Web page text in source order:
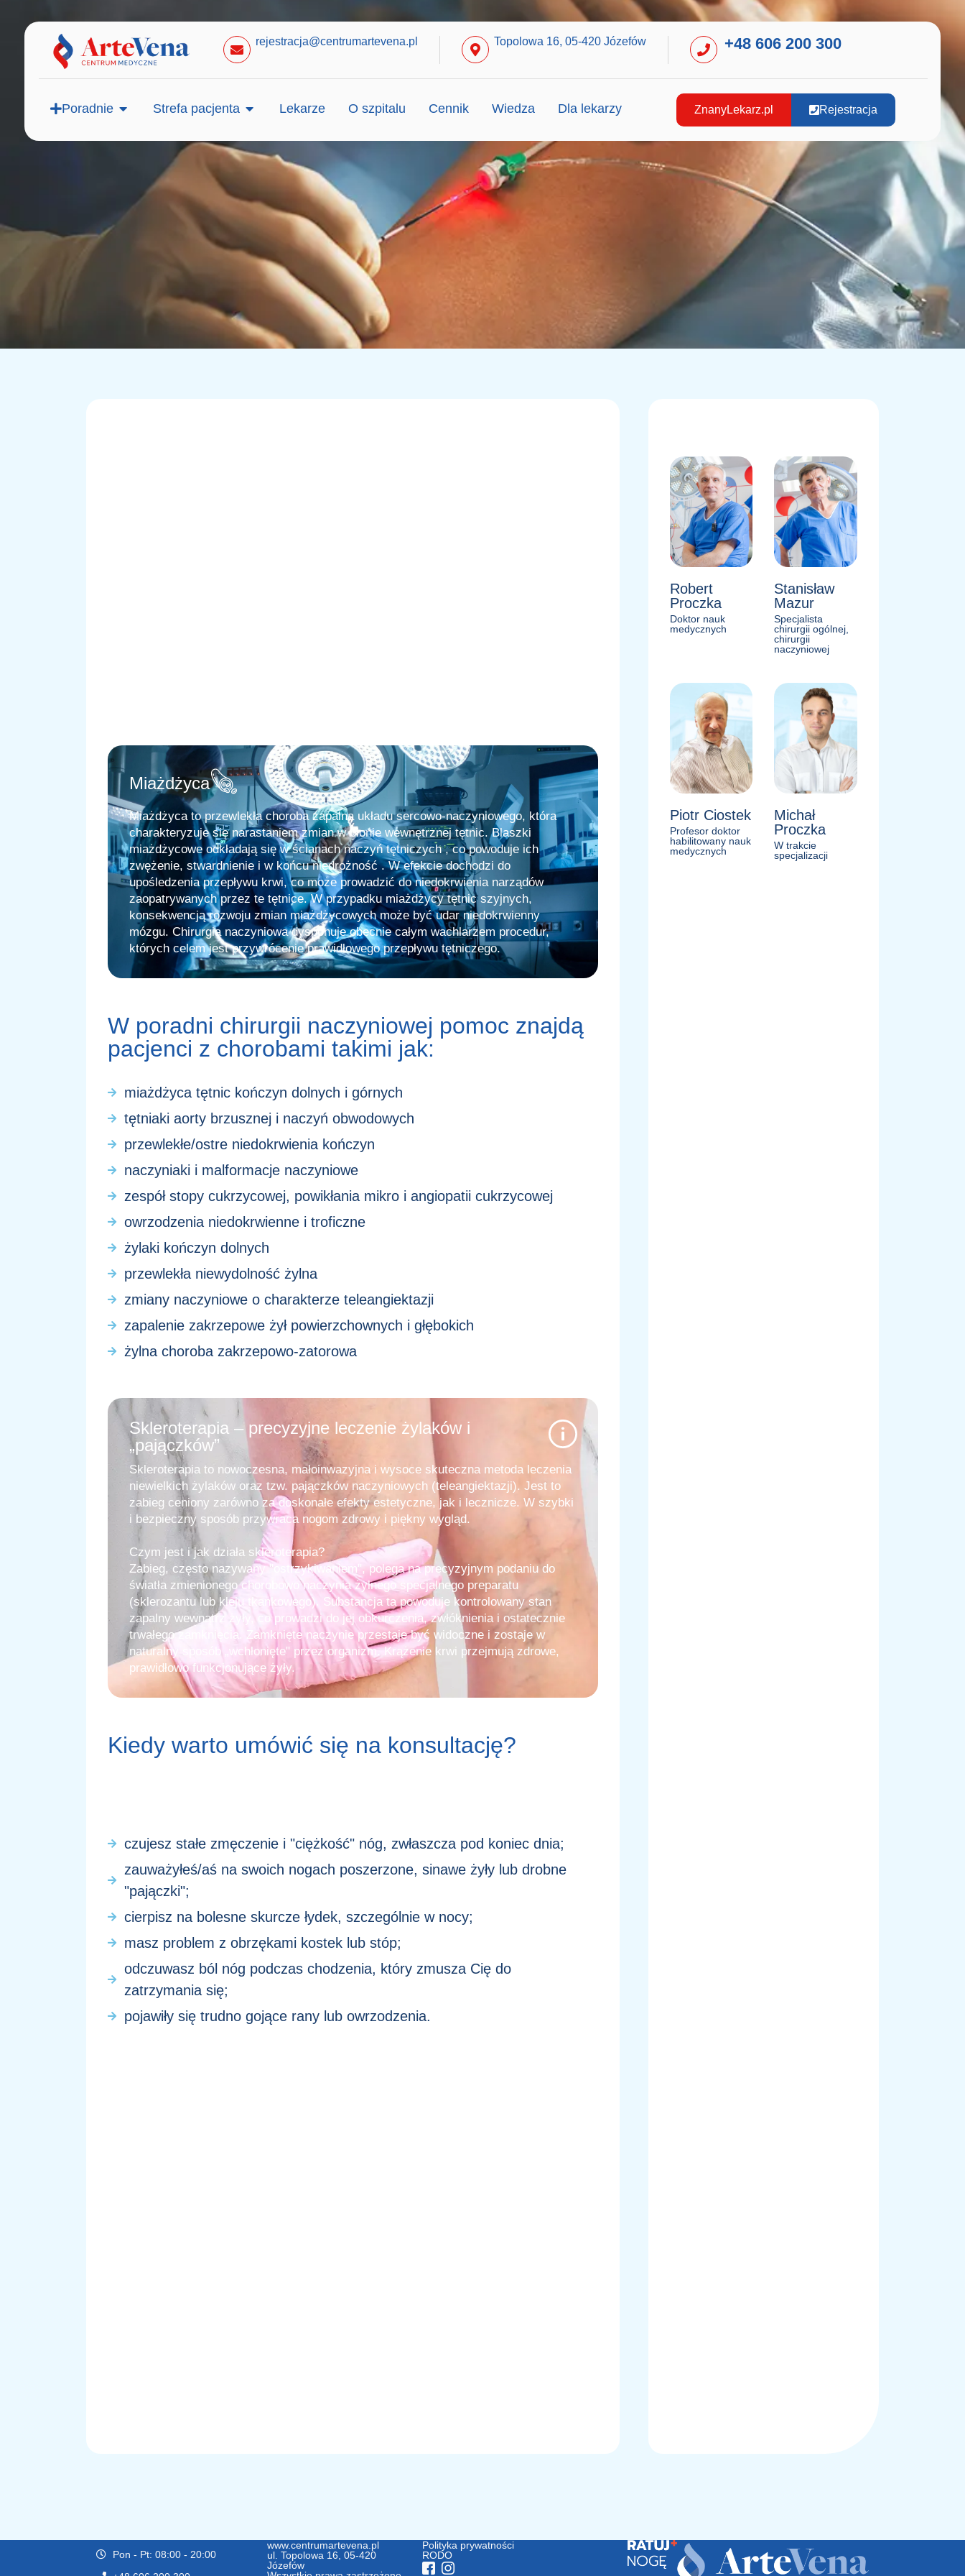
rejestracja@centrumartevena.pl Topolowa 16, 05-420 Józefów +48 606 200 300
Poradnie Strefa pacjenta Lekarze O szpitalu Cennik Wiedza Dla lekarzy ZnanyLekarz.pl Rejestracja
Miażdżyca
Miażdżyca to przewlekła choroba zapalna układu sercowo-naczyniowego, która
charakteryzuje się narastaniem zmian w błonie wewnętrznej tętnic. Blaszki
miażdżycowe odkładają się w ścianach naczyń tętniczych , co powoduje ich
zwężenie, stwardnienie i w końcu niedrożność . W efekcie dochodzi do
upośledzenia przepływu krwi, co może prowadzić do niedokrwienia narządów
zaopatrywanych przez te tętnice. W przypadku miażdżycy tętnic szyjnych,
konsekwencją rozwoju zmian miażdżycowych może być udar niedokrwienny
mózgu. Chirurgia naczyniowa dysponuje obecnie całym wachlarzem procedur,
których celem jest przywrócenie prawidłowego przepływu tętniczego.
W poradni chirurgii naczyniowej pomoc znajdą
pacjenci z chorobami takimi jak:
miażdżyca tętnic kończyn dolnych i górnych
tętniaki aorty brzusznej i naczyń obwodowych
przewlekłe/ostre niedokrwienia kończyn
naczyniaki i malformacje naczyniowe
zespół stopy cukrzycowej, powikłania mikro i angiopatii cukrzycowej
owrzodzenia niedokrwienne i troficzne
żylaki kończyn dolnych
przewlekła niewydolność żylna
zmiany naczyniowe o charakterze teleangiektazji
zapalenie zakrzepowe żył powierzchownych i głębokich
żylna choroba zakrzepowo-zatorowa
Skleroterapia – precyzyjne leczenie żylaków i
„pajączków”
Skleroterapia to nowoczesna, małoinwazyjna i wysoce skuteczna metoda leczenia
niewielkich żylaków oraz tzw. pajączków naczyniowych (teleangiektazji). Jest to
zabieg ceniony zarówno za doskonałe efekty estetyczne, jak i lecznicze. W szybki
i bezpieczny sposób przywraca nogom zdrowy i piękny wygląd.
Czym jest i jak działa skleroterapia?
Zabieg, często nazywany "ostrzykiwaniem", polega na precyzyjnym podaniu do
światła zmienionego chorobowo naczynia żylnego specjalnego preparatu
(sklerozantu lub kleju tkankowego). Substancja ta powoduje kontrolowany stan
zapalny wewnątrz żyły, co prowadzi do jej obkurczenia, zwłóknienia i ostatecznie
trwałego zamknięcia. Zamknięte naczynie przestaje być widoczne i zostaje w
naturalny sposób „wchłonięte" przez organizm. Krążenie krwi przejmują zdrowe,
prawidłowo funkcjonujące żyły.
Kiedy warto umówić się na konsultację?
czujesz stałe zmęczenie i "ciężkość" nóg, zwłaszcza pod koniec dnia;
zauważyłeś/aś na swoich nogach poszerzone, sinawe żyły lub drobne
"pajączki";
cierpisz na bolesne skurcze łydek, szczególnie w nocy;
masz problem z obrzękami kostek lub stóp;
odczuwasz ból nóg podczas chodzenia, który zmusza Cię do
zatrzymania się;
pojawiły się trudno gojące rany lub owrzodzenia.
Robert
Proczka
Doktor nauk
medycznych
Stanisław
Mazur
Specjalista
chirurgii ogólnej,
chirurgii
naczyniowej
Piotr Ciostek
Profesor doktor
habilitowany nauk
medycznych
Michał
Proczka
W trakcie
specjalizacji
Pon - Pt: 08:00 - 20:00
www.centrumartevena.pl
ul. Topolowa 16, 05-420
Józefów
Polityka prywatności
RODO